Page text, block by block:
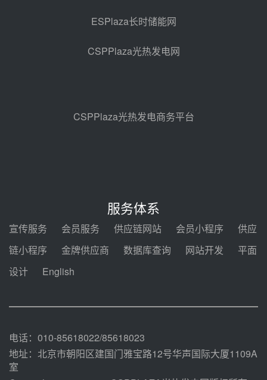
昊森机电中标新疆华电天山北麓基
地100MW光热发电工程EPC总承
包项目熔盐介质超声波流量计采购
前天 08-05 17:09
前天 08-05 14:48
2026-2029年熔盐介质框架协议
中能建华中试研院中标重能新疆
100MW光热项目机组调试及性能
规模化助力构建绿色低碳电力供给
ESPlaza长时储能网
CSPPlaza光热发电网
CSPPlaza光热发电商务平台
服务体系
宣传服务 会员服务 供应链网站 会员小程序
供应
链小程序
金牌供应商 数据库查询 网站开发
平面
设计
English
电话：010-85618022/85618023
地址：北京市朝阳区建国门雅宝路12号华声国际大厦1109A
室